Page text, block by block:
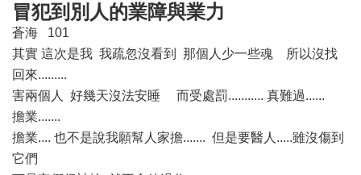
冒犯到別人的業障與業力
蒼海 101
其實 這次是我 我疏忽沒看到 那個人少一些魂 所以沒找
回來.........
害兩個人 好幾天沒法安睡 而受處罰........... 真難過......
擔業.......
擔業.... 也不是說我願幫人家擔....... 但是要醫人.....雖沒傷到
它們